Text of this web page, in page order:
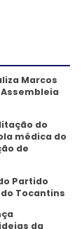
Marcos
do
médica do
de
Partido
Tocantins
da